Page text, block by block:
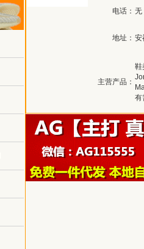
电话： 无
地址： 安
主营产品：
鞋
有